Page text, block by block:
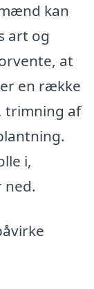
kan
art og
at
en række
trimning af
i,
ned.